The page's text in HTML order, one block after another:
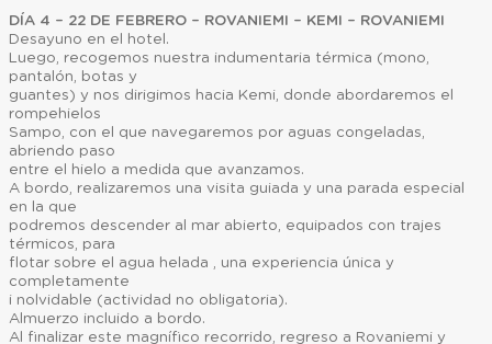
DÍA 4 – 22 DE FEBRERO – ROVANIEMI – KEMI – ROVANIEMI
Desayuno en el hotel.
Luego, recogemos nuestra indumentaria térmica (mono,
pantalón, botas y
guantes) y nos dirigimos hacia Kemi, donde abordaremos el
rompehielos
Sampo, con el que navegaremos por aguas congeladas,
abriendo paso
entre el hielo a medida que avanzamos.
A bordo, realizaremos una visita guiada y una parada especial
en la que
podremos descender al mar abierto, equipados con trajes
térmicos, para
flotar sobre el agua helada , una experiencia única y
completamente
i nolvidable (actividad no obligatoria).
Almuerzo incluido a bordo.
Al finalizar este magnífico recorrido, regreso a Rovaniemi y